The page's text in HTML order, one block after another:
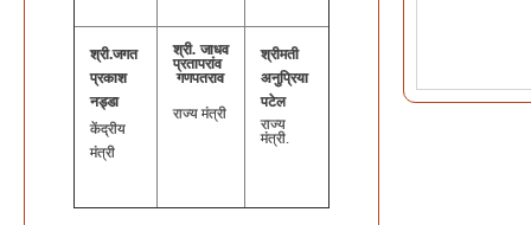
श्री.जगत
प्रकाश
नड्डा
केंद्रीय
मंत्री
श्री. जाधव
प्रतापरांव
गणपतराव
राज्य मंत्री
श्रीमती
अनुप्रिया
पटेल
राज्य
मंत्री.